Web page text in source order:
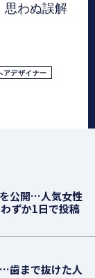
思わぬ誤解
アデザイナー
を公開…人気女性
ずか1日で投稿
歯まで抜けた人